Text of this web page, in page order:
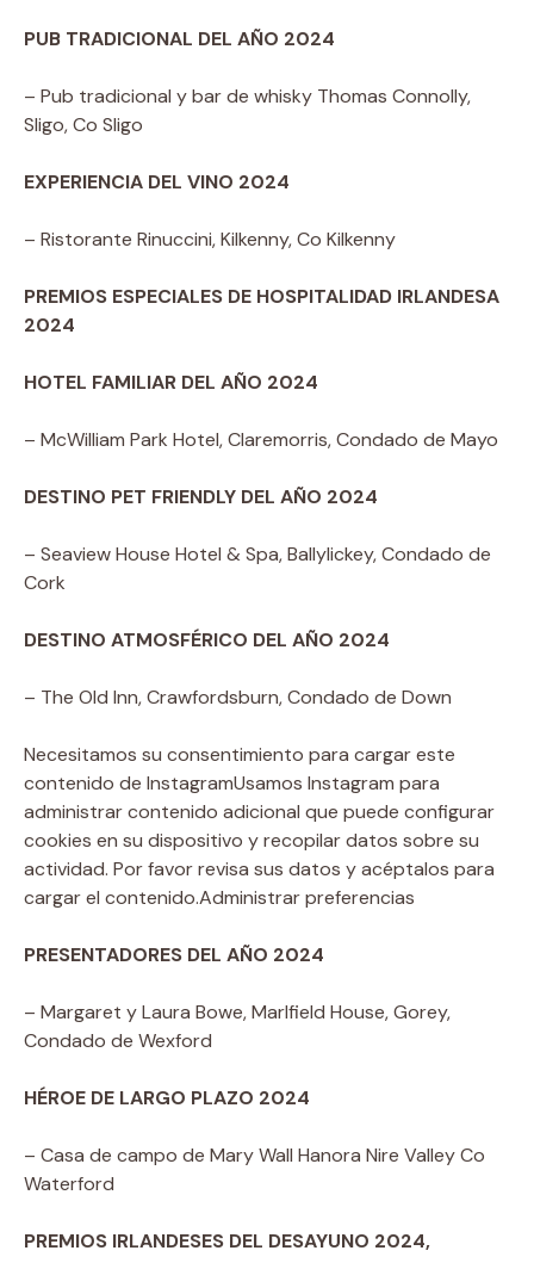
PUB TRADICIONAL DEL AÑO 2024
– Pub tradicional y bar de whisky Thomas Connolly,
Sligo, Co Sligo
EXPERIENCIA DEL VINO 2024
– Ristorante Rinuccini, Kilkenny, Co Kilkenny
PREMIOS ESPECIALES DE HOSPITALIDAD IRLANDESA
2024
HOTEL FAMILIAR DEL AÑO 2024
– McWilliam Park Hotel, Claremorris, Condado de Mayo
DESTINO PET FRIENDLY DEL AÑO 2024
– Seaview House Hotel & Spa, Ballylickey, Condado de
Cork
DESTINO ATMOSFÉRICO DEL AÑO 2024
– The Old Inn, Crawfordsburn, Condado de Down
Necesitamos su consentimiento para cargar este
contenido de InstagramUsamos Instagram para
administrar contenido adicional que puede configurar
cookies en su dispositivo y recopilar datos sobre su
actividad. Por favor revisa sus datos y acéptalos para
cargar el contenido.Administrar preferencias
PRESENTADORES DEL AÑO 2024
– Margaret y Laura Bowe, Marlfield House, Gorey,
Condado de Wexford
HÉROE DE LARGO PLAZO 2024
– Casa de campo de Mary Wall Hanora Nire Valley Co
Waterford
PREMIOS IRLANDESES DEL DESAYUNO 2024,